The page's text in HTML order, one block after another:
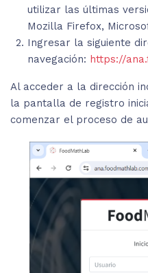
utilizar las últimas
Mozilla Firefox,
Ingresar la siguiente
navegación: https://
Al acceder a la dirección
la pantalla de registro
comenzar el proceso de